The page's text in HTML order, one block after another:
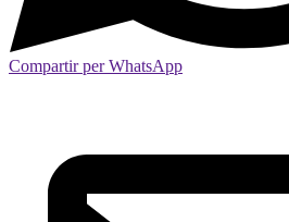
Compartir per WhatsApp